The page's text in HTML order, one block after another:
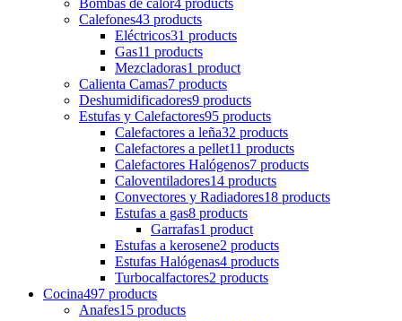
Calefones43 products
Eléctricos31 products
Gas11 products
Mezcladoras1 product
Calienta Camas7 products
Deshumidificadores9 products
Estufas y Calefactores95 products
Calefactores a leña32 products
Calefactores a pellet11 products
Calefactores Halógenos7 products
Caloventiladores14 products
Convectores y Radiadores18 products
Estufas a gas8 products
Garrafas1 product
Estufas a kerosene2 products
Estufas Halógenas4 products
Turbocalfactores2 products
Cocina497 products
Anafes15 products